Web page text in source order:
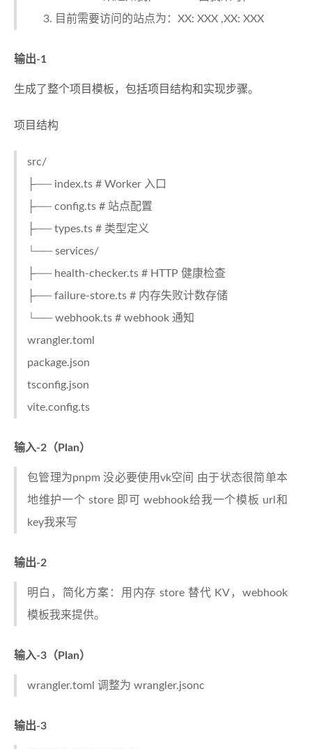
目前需要访问的站点为：XX: XXX ,XX: XXX
输出-1
生成了整个项目模板，包括项目结构和实现步骤。
项目结构
src/
├── index.ts # Worker 入口
├── config.ts # 站点配置
├── types.ts # 类型定义
└── services/
├── health-checker.ts # HTTP 健康检查
├── failure-store.ts # 内存失败计数存储
└── webhook.ts # webhook 通知
wrangler.toml
package.json
tsconfig.json
vite.config.ts
输入-2（Plan）
包管理为pnpm 没必要使用vk空间 由于状态很简单本
地维护一个 store 即可 webhook给我一个模板 url和
key我来写
输出-2
明白，简化方案：用内存 store 替代 KV，webhook
模板我来提供。
输入-3（Plan）
wrangler.toml 调整为 wrangler.jsonc
输出-3